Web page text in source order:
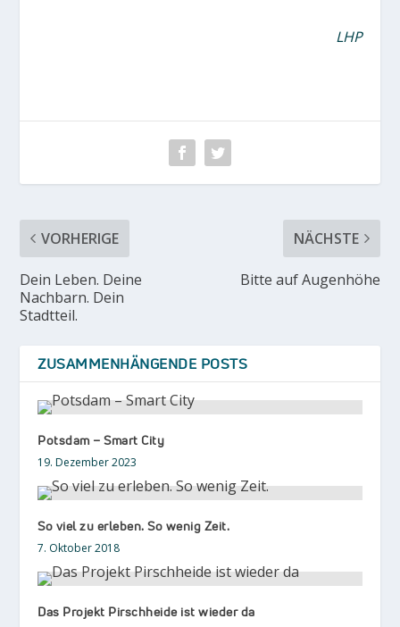
LHP
VORHERIGE
Dein Leben. Deine
Nachbarn. Dein
Stadtteil.
NÄCHSTE
Bitte auf Augenhöhe
ZUSAMMENHÄNGENDE POSTS
Potsdam – Smart City
19. Dezember 2023
So viel zu erleben. So wenig Zeit.
7. Oktober 2018
Das Projekt Pirschheide ist wieder da